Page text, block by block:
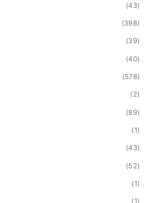
(43)
(398)
(39)
(40)
(578)
(2)
(89)
(1)
(43)
(52)
(1)